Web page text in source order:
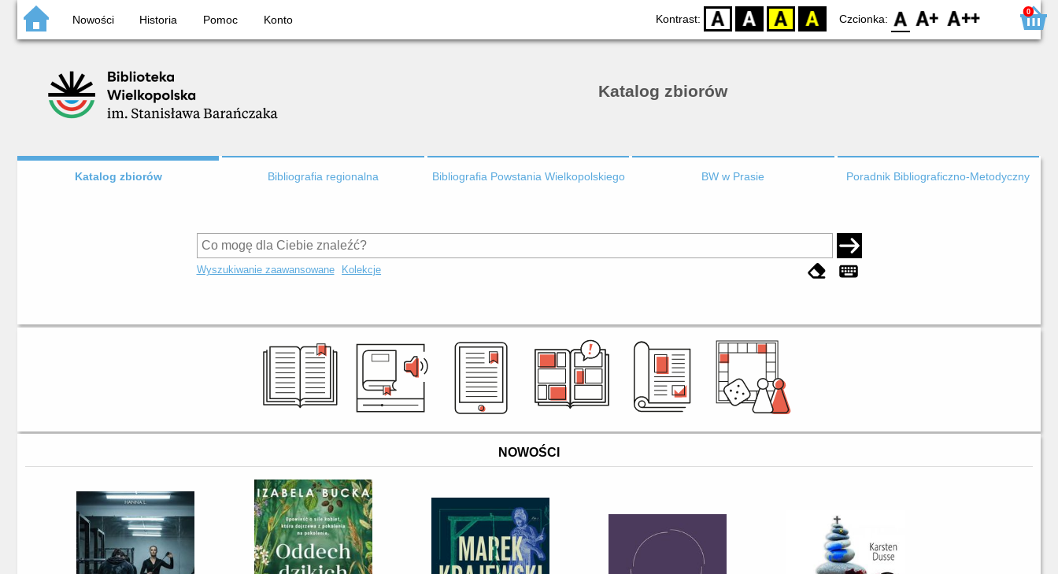
Nowości Historia Pomoc Konto Kontrast: D BW YB BY Czcionka: F0 F1 F2 0
Katalog zbiorów
Katalog zbiorów Bibliografia regionalna Bibliografia Powstania Wielkopolskiego BW w Prasie Poradnik Bibliograficzno-Metodyczny
Wyszukiwanie zaawansowane Kolekcje
NOWOŚCI